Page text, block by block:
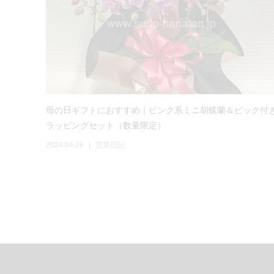
母の日ギフトにおすすめ｜ピンク系ミニ胡蝶蘭＆ピック付
ラッピングセット（数量限定）
2024.04.26 営業日記